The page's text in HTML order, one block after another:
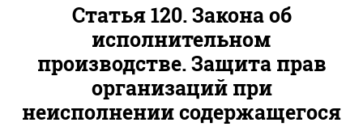
Статья 120. Закона об
исполнительном
производстве. Защита прав
организаций при
неисполнении содержащегося